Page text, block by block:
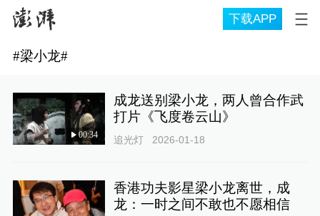
下载APP
#梁小龙#
00:34
成龙送别梁小龙，两人曾合作武
打片《飞度卷云山》
追光灯 2026-01-18
香港功夫影星梁小龙离世，成
龙：一时之间不敢也不愿相信